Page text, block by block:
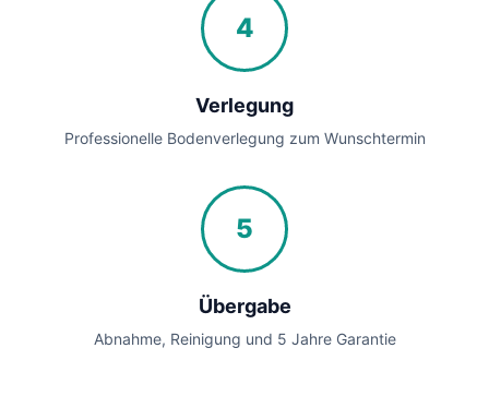
4
Verlegung
Professionelle Bodenverlegung zum Wunschtermin
5
Übergabe
Abnahme, Reinigung und 5 Jahre Garantie